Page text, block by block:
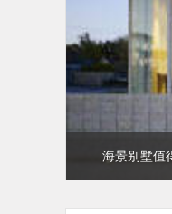
海景别墅值